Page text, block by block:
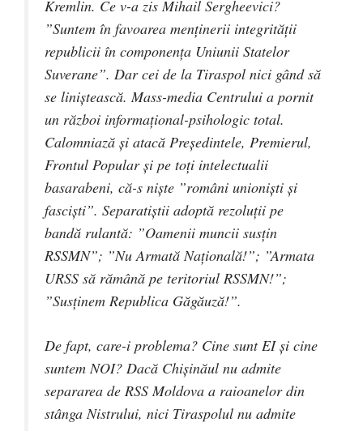
Kremlin. Ce v-a zis Mihail Sergheevici?
”Suntem în favoarea menținerii integrității
republicii în componența Uniunii Statelor
Suverane”. Dar cei de la Tiraspol nici gând să
se liniștească. Mass-media Centrului a pornit
un război informațional-psihologic total.
Calomniază și atacă Președintele, Premierul,
Frontul Popular și pe toți intelectualii
basarabeni, că-s niște ”români unioniști și
fasciști”. Separatiștii adoptă rezoluții pe
bandă rulantă: ”Oamenii muncii susțin
RSSMN”; ”Nu Armată Națională!”; ”Armata
URSS să rămână pe teritoriul RSSMN!”;
”Susținem Republica Găgăuză!”.
De fapt, care-i problema? Cine sunt EI și cine
suntem NOI? Dacă Chișinăul nu admite
separarea de RSS Moldova a raioanelor din
stânga Nistrului, nici Tiraspolul nu admite